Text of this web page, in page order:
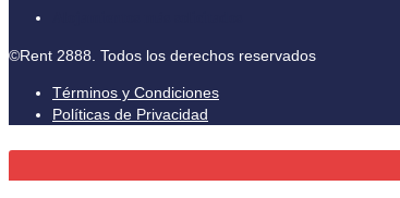
©Rent 2888. Todos los derechos reservados
Términos y Condiciones
Políticas de Privacidad